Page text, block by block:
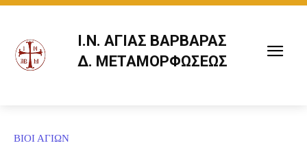
Ι.Ν. ΑΓΙΑΣ ΒΑΡΒΑΡΑΣ
Δ. ΜΕΤΑΜΟΡΦΩΣΕΩΣ
ΒΙΟΙ ΑΓΙΩΝ